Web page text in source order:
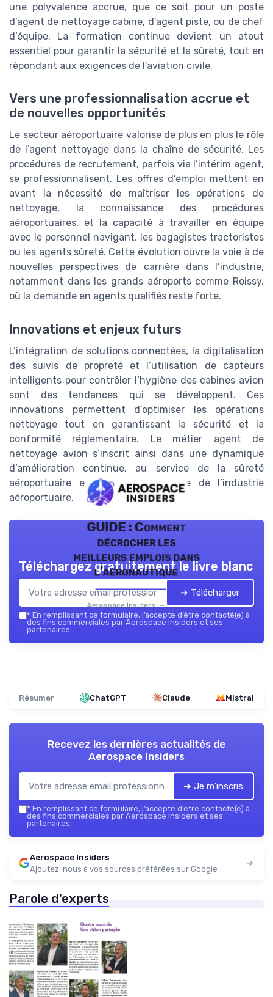
une polyvalence accrue, que ce soit pour un poste
d’agent de nettoyage cabine, d’agent piste, ou de chef
d’équipe. La formation continue devient un atout
essentiel pour garantir la sécurité et la sûreté, tout en
répondant aux exigences de l’aviation civile.
Vers une professionnalisation accrue et
de nouvelles opportunités
Le secteur aéroportuaire valorise de plus en plus le rôle
de l’agent nettoyage dans la chaîne de sécurité. Les
procédures de recrutement, parfois via l’intérim agent,
se professionnalisent. Les offres d’emploi mettent en
avant la nécessité de maîtriser les opérations de
nettoyage, la connaissance des procédures
aéroportuaires, et la capacité à travailler en équipe
avec le personnel navigant, les bagagistes tractoristes
ou les agents sûreté. Cette évolution ouvre la voie à de
nouvelles perspectives de carrière dans l’industrie,
notamment dans les grands aéroports comme Roissy,
où la demande en agents qualifiés reste forte.
Innovations et enjeux futurs
L’intégration de solutions connectées, la digitalisation
des suivis de propreté et l’utilisation de capteurs
intelligents pour contrôler l’hygiène des cabines avion
sont des tendances qui se développent. Ces
innovations permettent d’optimiser les opérations
nettoyage tout en garantissant la sécurité et la
conformité réglementaire. Le métier agent de
nettoyage avion s’inscrit ainsi dans une dynamique
d’amélioration continue, au service de la sûreté
aéroportuaire et de la performance de l’industrie
aéroportuaire.
GUIDE : Comment
décrocher les
meilleurs emplois dans
l’aéronautique
Aerospace Insiders — 2026
Téléchargez gratuitement le livre blanc
➔ Télécharger
* En remplissant ce formulaire, j’accepte d’être contacté(e) à
des fins commerciales par Aerospace Insiders et ses
partenaires.
Résumer ChatGPT Claude Mistral
Recevez les dernières actualités de
Aerospace Insiders
➔ Je m'inscris
* En remplissant ce formulaire, j’accepte d’être contacté(e) à
des fins commerciales par Aerospace Insiders et ses
partenaires.
Aerospace Insiders
Ajoutez-nous à vos sources préférées sur Google
Parole d'experts